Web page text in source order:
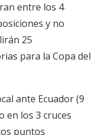
entre los 4
y no
25
para la Copa del
ante Ecuador (9
en los 3 cruces
puntos